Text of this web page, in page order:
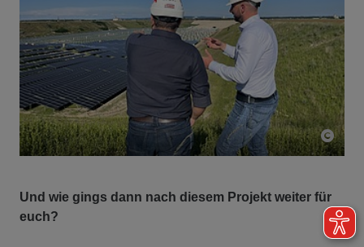
Und wie gings dann nach diesem Projekt weiter für
euch?